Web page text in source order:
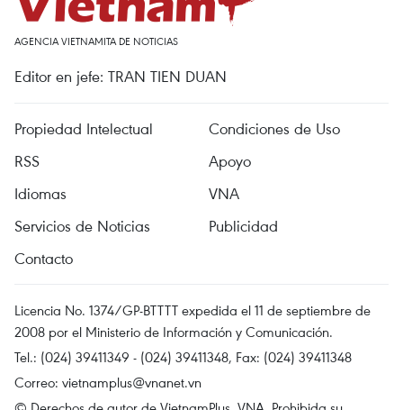
AGENCIA VIETNAMITA DE NOTICIAS
Editor en jefe: TRAN TIEN DUAN
Propiedad Intelectual
Condiciones de Uso
RSS
Apoyo
Idiomas
VNA
Servicios de Noticias
Publicidad
Contacto
Licencia No. 1374/GP-BTTTT expedida el 11 de septiembre de
2008 por el Ministerio de Información y Comunicación.
Tel.: (024) 39411349 - (024) 39411348, Fax: (024) 39411348
Correo: vietnamplus@vnanet.vn